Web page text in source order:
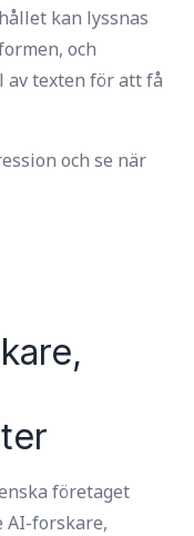
kan lyssnas
och
av texten för att få
och se när
företaget
AI-forskare,